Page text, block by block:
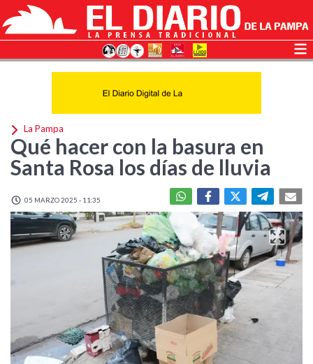
La Pampa
Qué hacer con la basura en
Santa Rosa los días de lluvia
05 MARZO 2025 - 11:35